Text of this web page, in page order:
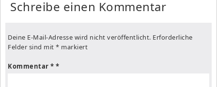
Schreibe einen Kommentar
Deine E-Mail-Adresse wird nicht veröffentlicht. Erforderliche
Felder sind mit * markiert
Kommentar *